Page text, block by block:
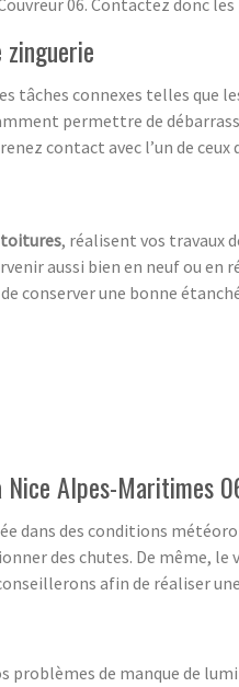
06. Contactez donc
tâches connexes telles que
permettre de
contact avec l’un de ceux
, réalisent vos travaux
aussi bien en neuf ou en
conserver une bonne
Alpes-Maritimes
dans des conditions
des chutes. De même, le
afin de réaliser
de manque de